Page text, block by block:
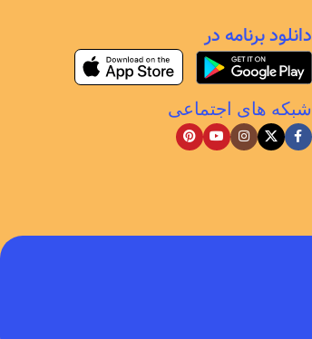
دانلود برنامه در
شبکه های اجتماعی